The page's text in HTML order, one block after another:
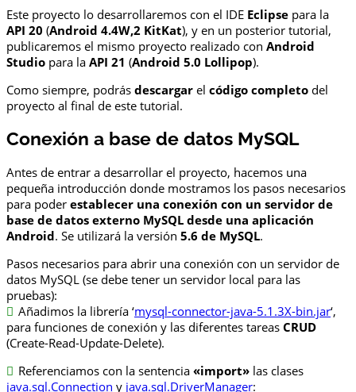
Este proyecto lo desarrollaremos con el IDE Eclipse para la
API 20 (Android 4.4W,2 KitKat), y en un posterior tutorial,
publicaremos el mismo proyecto realizado con Android
Studio para la API 21 (Android 5.0 Lollipop).
Como siempre, podrás descargar el código completo del
proyecto al final de este tutorial.
Conexión a base de datos MySQL
Antes de entrar a desarrollar el proyecto, hacemos una
pequeña introducción donde mostramos los pasos necesarios
para poder establecer una conexión con un servidor de
base de datos externo MySQL desde una aplicación
Android. Se utilizará la versión 5.6 de MySQL.
Pasos necesarios para abrir una conexión con un servidor de
datos MySQL (se debe tener un servidor local para las
pruebas):
Añadimos la librería ‘mysql-connector-java-5.1.3X-bin.jar‘,
para funciones de conexión y las diferentes tareas CRUD
(Create-Read-Update-Delete).
Referenciamos con la sentencia «import» las clases
java.sql.Connection y java.sql.DriverManager: